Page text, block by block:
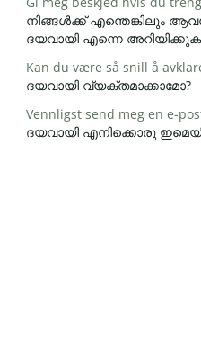
നിങ്ങൾക്ക് എന്തെങ്കിലും
ദയവായി എന്നെ അറിയിക്കുക
Kan du være så snill å
ദയവായി വ്യക്തമാക്കാമോ?
Vennligst send meg en e-
ദയവായി എനിക്കൊരു